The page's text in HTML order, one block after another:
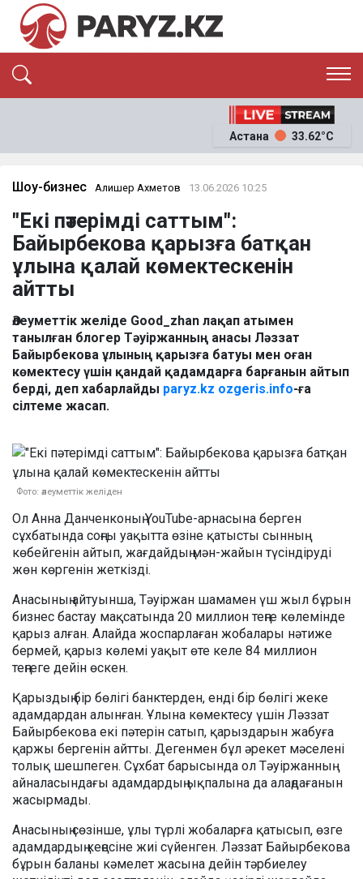
ЭКОНОМИКА
ОҚИҒА
News
Астана 33.62°C
Шоу-бизнес Алишер Ахметов 13.06.2026 10:25
"Екі пәтерімді саттым":
Байырбекова қарызға батқан
ұлына қалай көмектескенін
айтты
Әлеуметтік желіде Good_zhan лақап атымен
танылған блогер Тәуіржанның анасы Ләззат
Байырбекова ұлының қарызға батуы мен оған
көмектесу үшін қандай қадамдарға барғанын айтып
берді, деп хабарлайды paryz.kz ozgeris.info-ға
сілтеме жасап.
Фото: әлеуметтік желіден
Ол Анна Данченконың YouTube-арнасына берген
сұхбатында соңғы уақытта өзіне қатысты сынның
көбейгенін айтып, жағдайдың мән-жайын түсіндіруді
жөн көргенін жеткізді.
Анасының айтуынша, Тәуіржан шамамен үш жыл бұрын
бизнес бастау мақсатында 20 миллион теңге көлемінде
қарыз алған. Алайда жоспарлаған жобалары нәтиже
бермей, қарыз көлемі уақыт өте келе 84 миллион
теңгеге дейін өскен.
Қарыздың бір бөлігі банктерден, енді бір бөлігі жеке
адамдардан алынған. Ұлына көмектесу үшін Ләззат
Байырбекова екі пәтерін сатып, қарыздарын жабуға
қаржы бергенін айтты. Дегенмен бұл әрекет мәселені
толық шешпеген. Сұхбат барысында ол Тәуіржанның
айналасындағы адамдардың ықпалына да алаңдағанын
жасырмады.
Анасының сөзінше, ұлы түрлі жобаларға қатысып, өзге
адамдардың кеңесіне жиі сүйенген. Ләззат Байырбекова
бұрын баланы кәмелет жасына дейін тәрбиелеу